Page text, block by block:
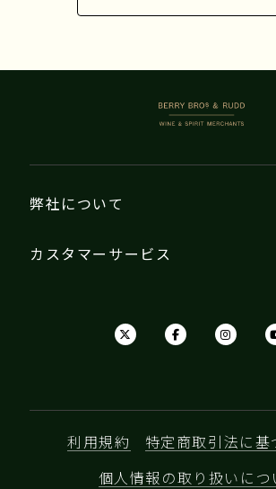
BERRY BROS. & RUDD
弊社について
カスタマーサービス
利用規約 特定商取引法に基
個人情報の取り扱いにつ